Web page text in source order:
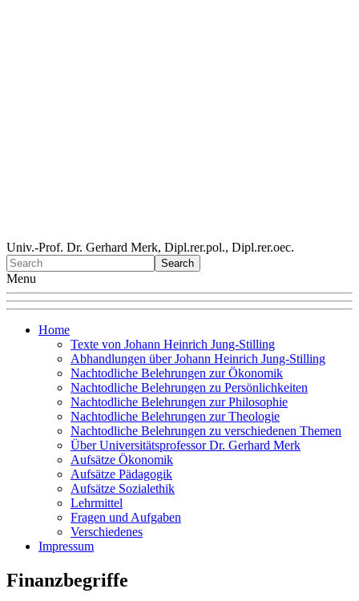
Univ.-Prof. Dr. Gerhard Merk, Dipl.rer.pol., Dipl.rer.oec.
Menu
Home
Texte von Johann Heinrich Jung-Stilling
Abhandlungen über Johann Heinrich Jung-Stilling
Nachtodliche Belehrungen zur Ökonomik
Nachtodliche Belehrungen zu Persönlichkeiten
Nachtodliche Belehrungen zur Philosophie
Nachtodliche Belehrungen zur Theologie
Nachtodliche Belehrungen zu verschiedenen Themen
Über Universitätsprofessor Dr. Gerhard Merk
Aufsätze Ökonomik
Aufsätze Pädagogik
Aufsätze Sozialethik
Lehrmittel
Fragen und Aufgaben
Verschiedenes
Impressum
Finanzbegriffe